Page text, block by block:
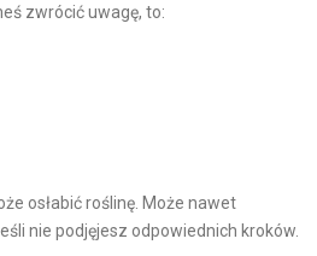
zwrócić uwagę, to:
osłabić roślinę. Może nawet
nie podjęjesz odpowiednich kroków.